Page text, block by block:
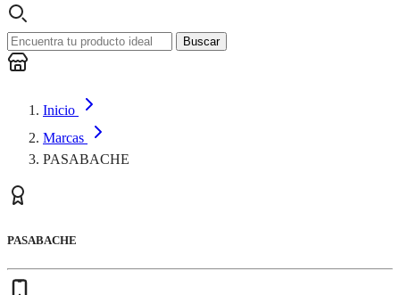
Buscar
Inicio
Marcas
PASABACHE
PASABACHE